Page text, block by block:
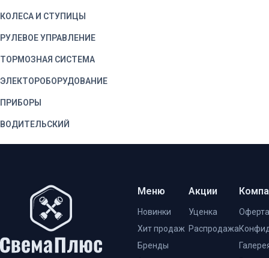
КОЛЕСА И СТУПИЦЫ
РУЛЕВОЕ УПРАВЛЕНИЕ
ТОРМОЗНАЯ СИСТЕМА
ЭЛЕКТОРОБОРУДОВАНИЕ
ПРИБОРЫ
ВОДИТЕЛЬСКИЙ
ОБОРУДОВАНИЕ
ДОПОЛНИТЕЛЬНОЕ
КАБИНА
Меню
Новинки
Хит продаж
Бренды
Акции
Уценка
Распродажа
Оферта